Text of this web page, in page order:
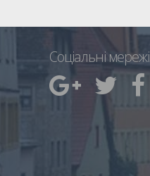
Соціальні мережі